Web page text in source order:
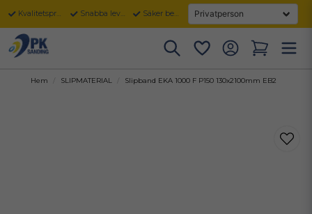
Kvalitetsprodukter Snabba leveranser Säker betalning
Hem SLIPMATERIAL Slipband EKA 1000 F P150 130x2100mm EB2